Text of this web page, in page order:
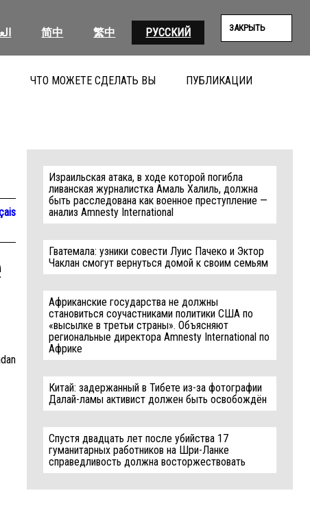
简中 繁中 РУССКИЙ ЗАКРЫТЬ
ЧТО МОЖЕТЕ СДЕЛАТЬ ВЫ ПУБЛИКАЦИИ
Израильская атака, в ходе которой погибла
ливанская журналистка Амаль Халиль, должна
быть расследована как военное преступление —
анализ Amnesty International
Гватемала: узники совести Луис Пачеко и Эктор
Чаклан смогут вернуться домой к своим семьям
Африканские государства не должны
становиться соучастниками политики США по
«высылке в третьи страны». Объясняют
региональные директора Amnesty International по
Африке
Китай: задержанный в Тибете из-за фотографии
Далай-ламы активист должен быть освобождён
Спустя двадцать лет после убийства 17
гуманитарных работников на Шри-Ланке
справедливость должна восторжествовать